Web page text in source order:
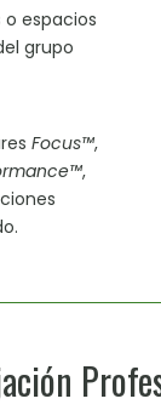
espacios
grupo
Focus™,
,